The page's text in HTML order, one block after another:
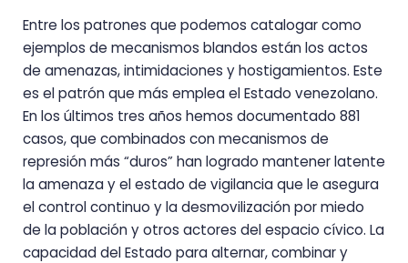
Entre los patrones que podemos catalogar como
ejemplos de mecanismos blandos están los actos
de amenazas, intimidaciones y hostigamientos. Este
es el patrón que más emplea el Estado venezolano.
En los últimos tres años hemos documentado 881
casos, que combinados con mecanismos de
represión más “duros” han logrado mantener latente
la amenaza y el estado de vigilancia que le asegura
el control continuo y la desmovilización por miedo
de la población y otros actores del espacio cívico. La
capacidad del Estado para alternar, combinar y